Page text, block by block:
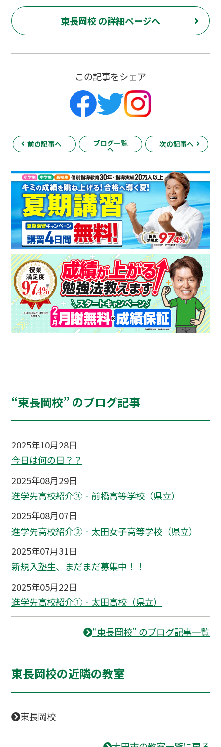
東長岡校 の詳細ページへ
この記事をシェア
前の記事へ ブログ一覧
へ
次の記事へ
“東長岡校” のブログ記事
2025年10月28日
今日は何の日？？
2025年08月29日
進学先高校紹介③‐前橋高等学校（県立）
2025年08月07日
進学先高校紹介②‐太田女子高等学校（県立）
2025年07月31日
新規入塾生、まだまだ募集中！！
2025年05月22日
進学先高校紹介①‐太田高校（県立）
“東長岡校” のブログ記事一覧
東長岡校の近隣の教室
東長岡校